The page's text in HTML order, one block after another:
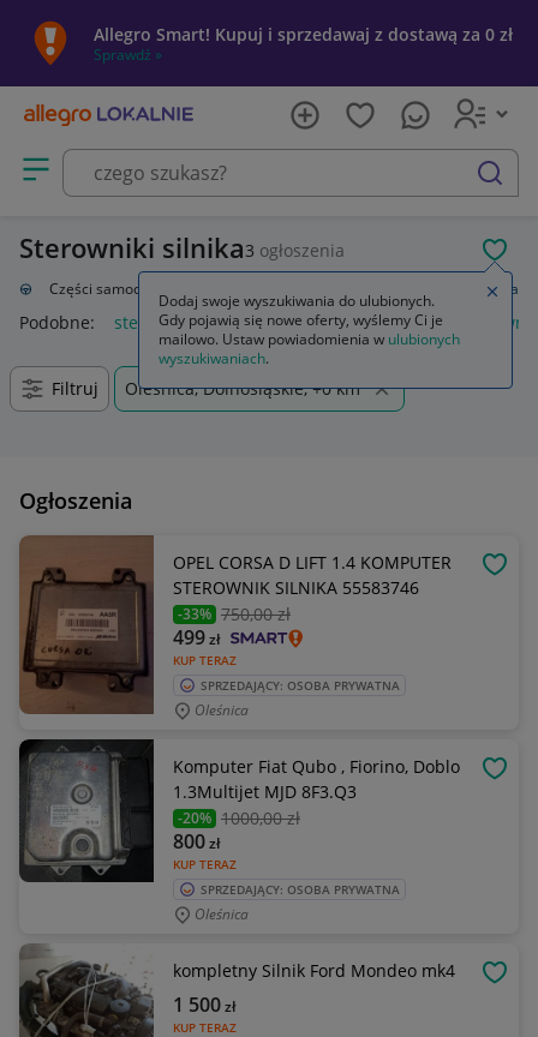
Allegro Smart! Kupuj i sprzedawaj z dostawą za 0 zł
Sprawdź »
Otwórz menu z kategoriami
szukaj
Sterowniki silnika3 ogłoszenia
Części samochodowe Sterowniki silnika
Podobne: sterownik silnika sterownik silnika bldc
Filtruj Oleśnica, Dolnośląskie, +0 km
Ogłoszenia
OPEL CORSA D LIFT 1.4 KOMPUTER
STEROWNIK SILNIKA 55583746
-33% 750,00 zł
KUP TERAZ
499zł
SPRZEDAJĄCY: OSOBA PRYWATNA
Oleśnica
Komputer Fiat Qubo , Fiorino, Doblo
1.3Multijet MJD 8F3.Q3
-20% 1000,00 zł
KUP TERAZ
800zł
SPRZEDAJĄCY: OSOBA PRYWATNA
Oleśnica
kompletny Silnik Ford Mondeo mk4
KUP TERAZ
1 500zł
Dodaj swoje wyszukiwania do ulubionych.
Gdy pojawią się nowe oferty, wyślemy Ci je
mailowo. Ustaw powiadomienia w ulubionych
wyszukiwaniach.